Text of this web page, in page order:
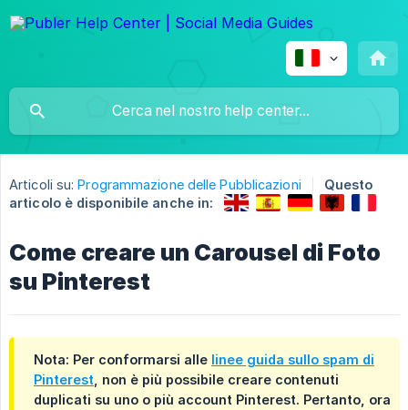
Articoli su: Programmazione delle Pubblicazioni
Questo
articolo è disponibile anche in:
Come creare un Carousel di Foto
su Pinterest
Nota: Per conformarsi alle linee guida sullo spam di
Pinterest , non è più possibile creare contenuti
duplicati su uno o più account Pinterest. Pertanto, ora